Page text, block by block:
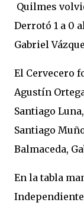
Quilmes
Derrotó 1 a 0
Gabriel
El Cervecero
Agustín
Santiago
Santiago
Balmaceda,
En la tabla